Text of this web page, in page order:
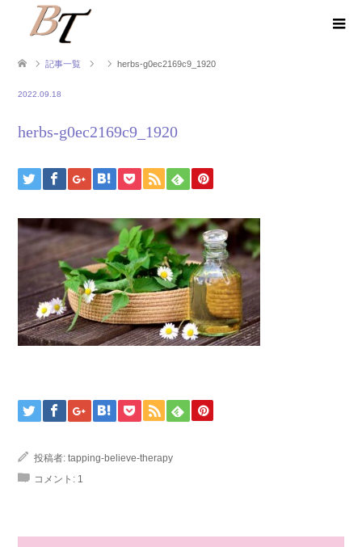
記事一覧 herbs-g0ec2169c9_1920
2022.09.18
herbs-g0ec2169c9_1920
投稿者: tapping-believe-therapy
コメント: 1